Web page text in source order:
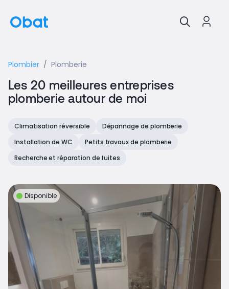
Plombier Plomberie
Les 20 meilleures entreprises
plomberie autour de moi
Climatisation réversible
Dépannage de plomberie
Installation de WC
Petits travaux de plomberie
Recherche et réparation de fuites
Disponible